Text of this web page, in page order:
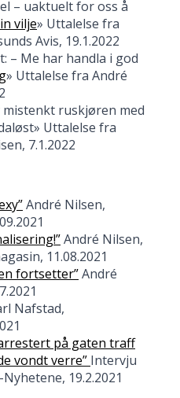
– uaktuelt for oss å
vilje» Uttalelse fra
Avis, 19.1.2022
– Me har handla i god
» Uttalelse fra André
ruskjøren med
Uttalelse fra
7.1.2022
André Nilsen,
André Nilsen,
11.08.2021
fortsetter”André
Nafstad,
på gaten traff
vondt verre” Intervju
19.2.2021